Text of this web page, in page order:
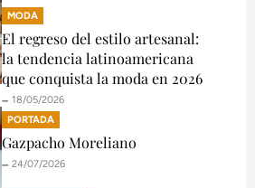
MODA
El regreso del estilo artesanal:
la tendencia latinoamericana
que conquista la moda en 2026
🗕️ 18/05/2026
PORTADA
Gazpacho Moreliano
🗕️ 24/07/2026